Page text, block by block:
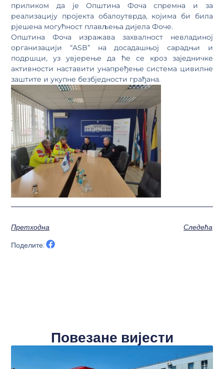
приликом да је Општина Фоча спремна и за
реализацију пројекта обалоутврда, којима би била
рјешена могућност плављења дијела Фоче.
Општина Фоча изражава захвалност невладиној
организацији “ASB” на досадашњој сарадњи и
подршци, уз увјерење да ће се кроз заједничке
активности наставити унапређење система цивилне
заштите и укупне безбједности грађана.
Претходна
Следећа
Поделите:
Повезане вијести